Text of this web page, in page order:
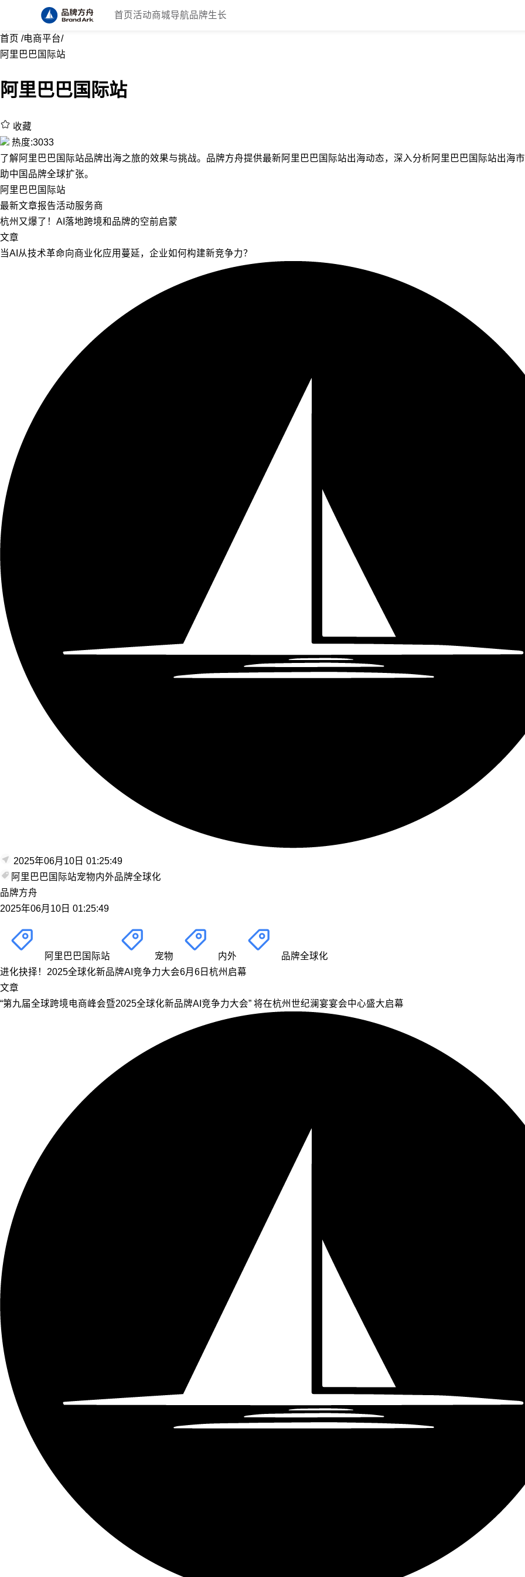
首页 活动商城导航品牌生长
首页 /电商平台/
阿里巴巴国际站
阿里巴巴国际站
收藏
热度:3033
了解阿里巴巴国际站品牌出海之旅的效果与挑战。品牌方舟提供最新阿里巴巴国际站出海动态，深入分析阿里巴巴国际站出海
助中国品牌全球扩张。
阿里巴巴国际站
最新文章报告活动服务商
杭州又爆了！AI落地跨境和品牌的空前启蒙
文章
当AI从技术革命向商业化应用蔓延，企业如何构建新竞争力？
2025年06月10日 01:25:49
阿里巴巴国际站宠物内外品牌全球化
品牌方舟
2025年06月10日 01:25:49
阿里巴巴国际站 宠物 内外
品牌全球化
进化抉择！2025全球化新品牌AI竞争力大会6月6日杭州启幕
文章
“第九届全球跨境电商峰会暨2025全球化新品牌AI竞争力大会” 将在杭州世纪澜宴宴会中心盛大启幕